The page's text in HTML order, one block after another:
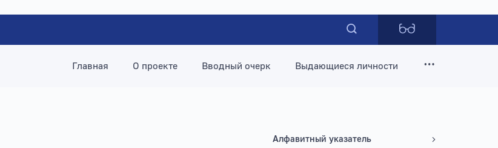
Главная О проекте Вводный очерк Выдающиеся личности
Алфавитный указатель